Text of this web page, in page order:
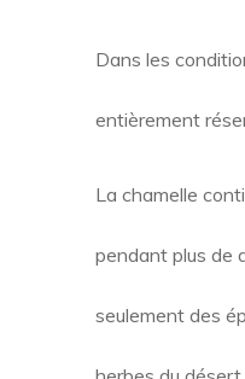
Dans les
entièrement
La chamelle
pendant plus de
seulement des